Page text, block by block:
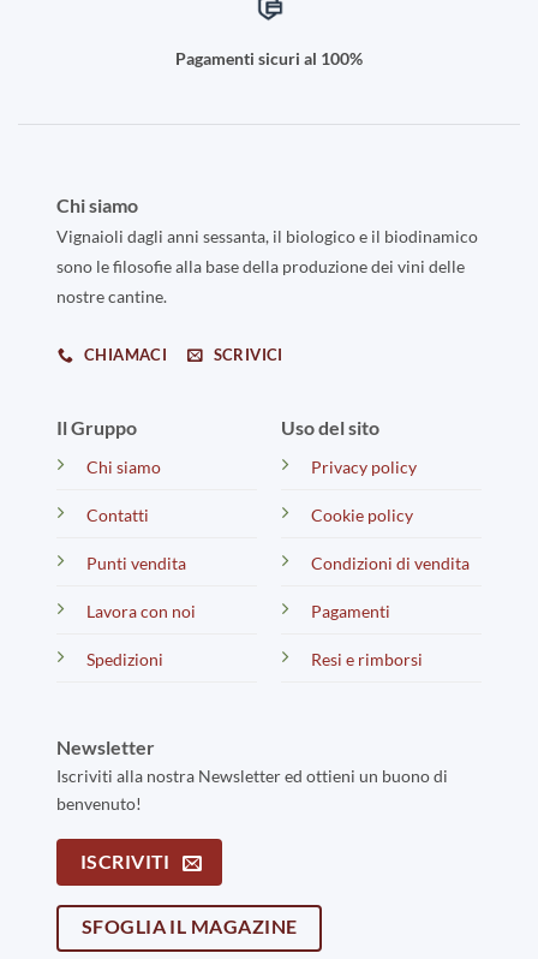
Pagamenti sicuri al 100%
Chi siamo
Vignaioli dagli anni sessanta, il biologico e il biodinamico
sono le filosofie alla base della produzione dei vini delle
nostre cantine.
CHIAMACI SCRIVICI
Il Gruppo
Chi siamo
Contatti
Punti vendita
Lavora con noi
Spedizioni
Uso del sito
Privacy policy
Cookie policy
Condizioni di vendita
Pagamenti
Resi e rimborsi
Newsletter
Iscriviti alla nostra Newsletter ed ottieni un buono di
benvenuto!
ISCRIVITI
SFOGLIA IL MAGAZINE